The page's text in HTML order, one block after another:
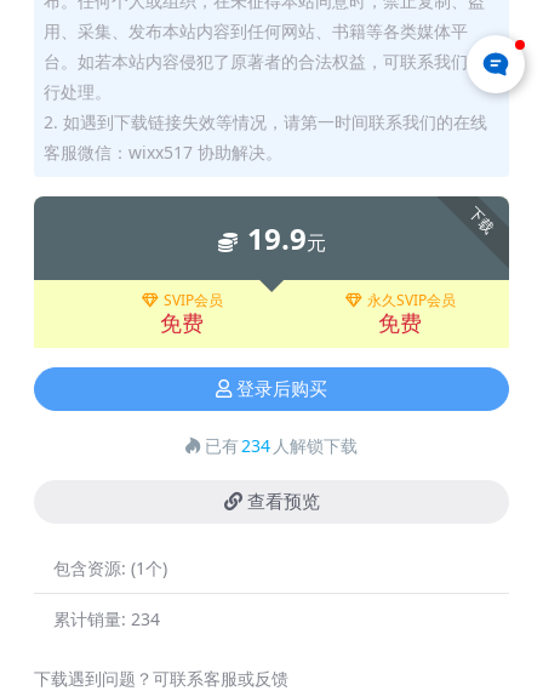
用、采集、发布本站内容到任何网站、书籍等各类媒体平
台。如若本站内容侵犯了原著者的合法权益，可联系我们进
行处理。
2. 如遇到下载链接失效等情况，请第一时间联系我们的在线
客服微信：wixx517 协助解决。
下载
19.9元
SVIP会员
免费
永久SVIP会员
免费
登录后购买
已有234 人解锁下载
查看预览
包含资源: (1个)
累计销量: 234
下载遇到问题？可联系客服或反馈